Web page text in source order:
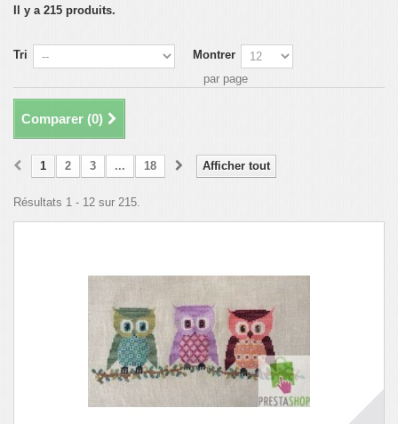
Il y a 215 produits.
Tri
Montrer
par page
Comparer (0)
Afficher tout
1 2 3 ... 18
Résultats 1 - 12 sur 215.